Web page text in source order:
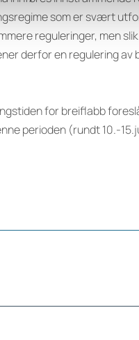
som er svært
reguleringer, men
derfor en regulering
for breiflabb
perioden (rundt 10.-